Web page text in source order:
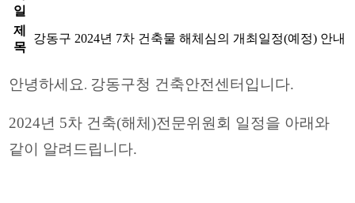
일
제
목
강동구 2024년 7차 건축물 해체심의 개최일정(예정) 안내
안녕하세요 . 강동구청 건축안전센터입니다.
2024년 5차 건축(해체)전문위원회 일정을 아래와
같이 알려드립니다.